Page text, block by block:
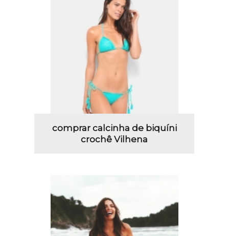
comprar calcinha de biquíni
crochê Vilhena